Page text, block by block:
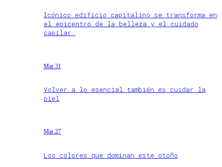
Icónico edificio capitalino se transforma en
el epicentro de la belleza y el cuidado
capilar
Mar 31
Volver a lo esencial también es cuidar la
piel
Mar 27
Los colores que dominan este otoño